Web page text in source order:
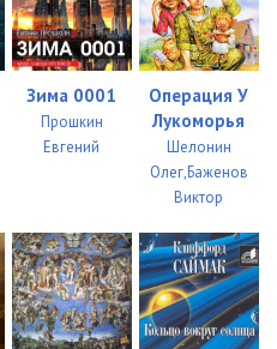
Зима 0001
Прошкин
Евгений
Операция У
Лукоморья
Шелонин
Олег,Баженов
Виктор